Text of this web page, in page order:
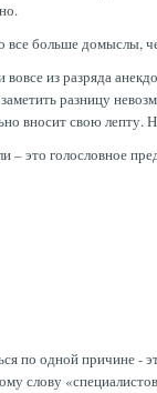
больше домыслы,
из разряда
разницу
вносит свою
– это голословное
по одной причине
слову